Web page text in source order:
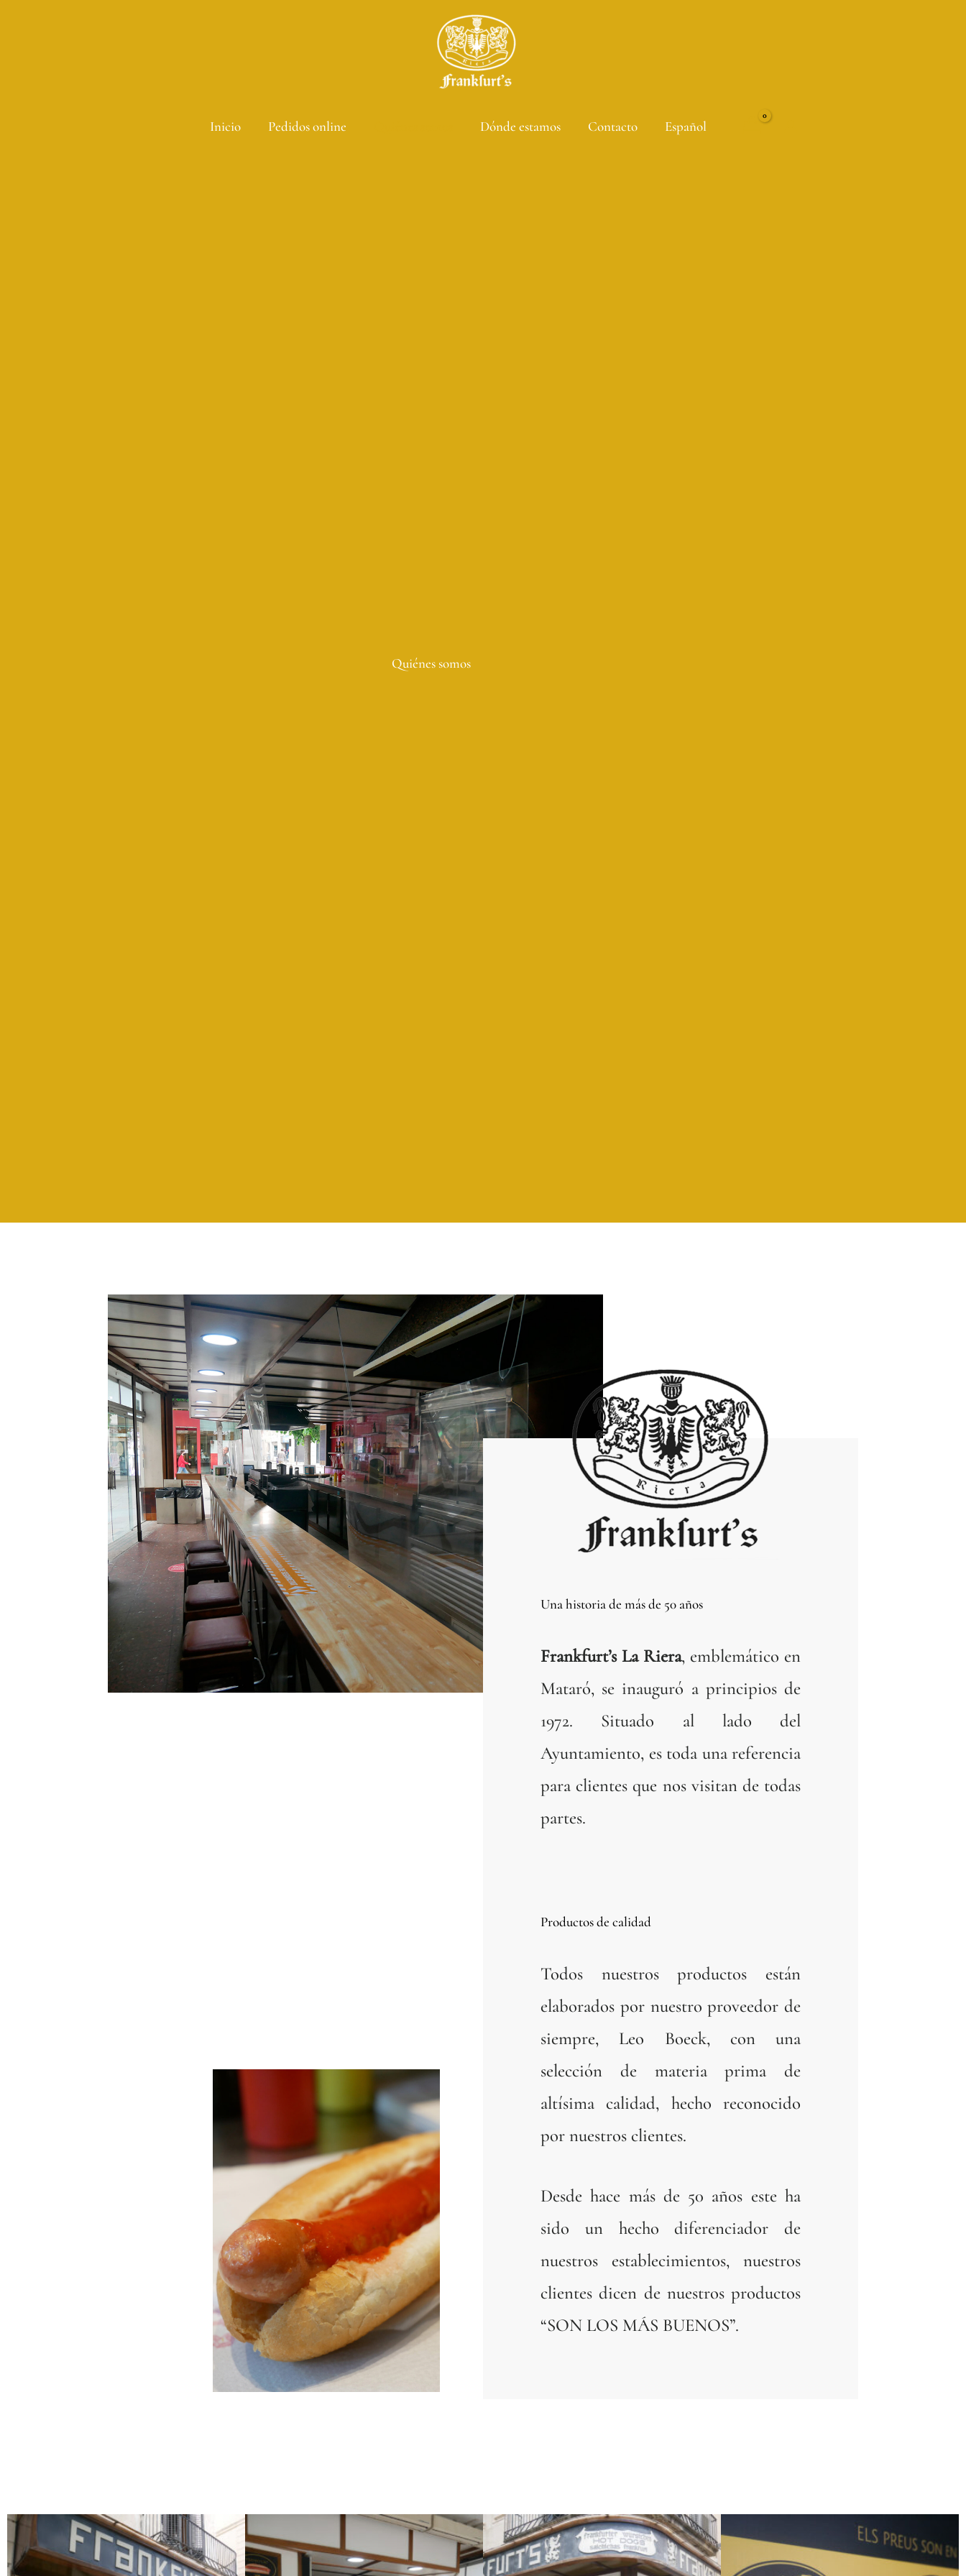
Inicio Pedidos online Dónde estamos Contacto Español
Quiénes somos
Una historia de más de 50 años
Frankfurt’s La Riera, emblemático en
Mataró, se inauguró a principios de
1972. Situado al lado del
Ayuntamiento, es toda una referencia
para clientes que nos visitan de todas
partes.
Productos de calidad
Todos nuestros productos están
elaborados por nuestro proveedor de
siempre, Leo Boeck, con una
selección de materia prima de
altísima calidad, hecho reconocido
por nuestros clientes.
Desde hace más de 50 años este ha
sido un hecho diferenciador de
nuestros establecimientos, nuestros
clientes dicen de nuestros productos
“SON LOS MÁS BUENOS”.